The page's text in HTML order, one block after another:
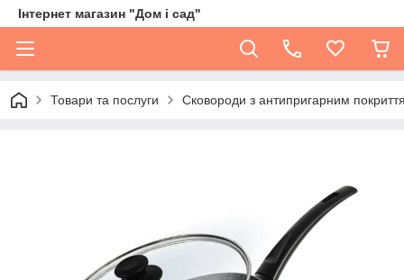
Інтернет магазин "Дом і сад"
Товари та послуги Сковороди з антипригарним